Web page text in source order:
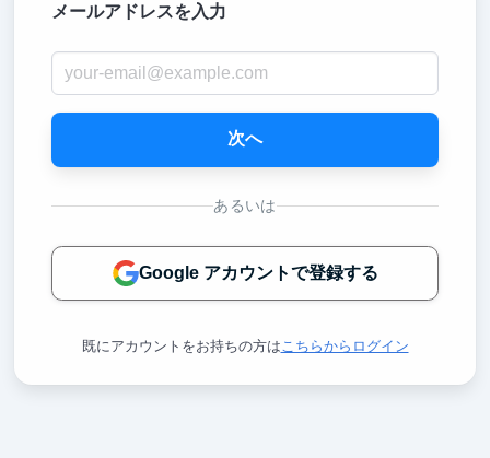
メールアドレスを入力
次へ
あるいは
Google アカウントで登録する
既にアカウントをお持ちの方は こちらからログイン